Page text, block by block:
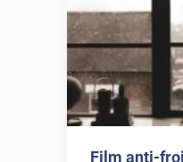
Film anti-